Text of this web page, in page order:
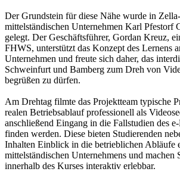
Der Grundstein für diese Nähe wurde in
mittelständischen Unternehmen Karl Pfestorf
gelegt. Der Geschäftsführer, Gordan Kreuz,
FHWS, unterstützt das Konzept des Lernens
Unternehmen und freute sich daher, das
Schweinfurt und Bamberg zum Dreh von
begrüßen zu dürfen.
Am Drehtag filmte das Projektteam typische
realen Betriebsablauf professionell als
anschließend Eingang in die Fallstudien des
finden werden. Diese bieten Studierenden
Inhalten Einblick in die betrieblichen Abläufe
mittelständischen Unternehmens und machen
innerhalb des Kurses interaktiv erlebbar.